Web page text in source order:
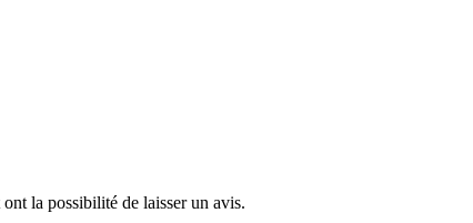
la possibilité de laisser un avis.